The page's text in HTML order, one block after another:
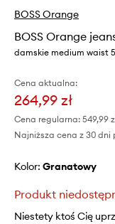
BOSS Orange
BOSS Orange
damskie medium waist
Cena aktualna:
264,99 zł
Cena regularna: 549,99
Najniższa cena z 30 dni
Kolor: granatowy
Produkt
Niestety ktoś Cię